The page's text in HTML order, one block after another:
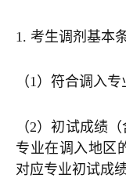
1. 考生调剂基本
（1）符合调入
（2）初试成绩
专业在调入地区
对应专业初试成